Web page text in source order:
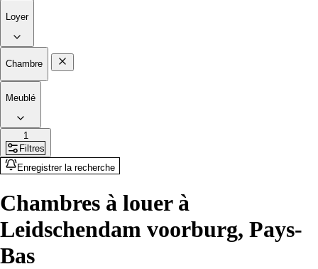
Loyer
Chambre
Meublé
1
Filtres
Enregistrer la recherche
Chambres à louer à
Leidschendam voorburg, Pays-
Bas